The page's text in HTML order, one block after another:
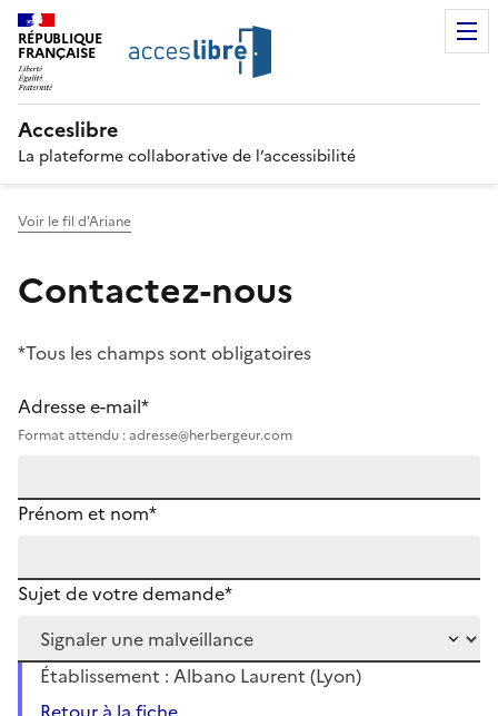
RÉPUBLIQUE
FRANÇAISE
Acceslibre
La plateforme collaborative de l’accessibilité
Voir le fil d'Ariane
Contactez-nous
*Tous les champs sont obligatoires
Adresse e-mail*
Format attendu : adresse@herbergeur.com
Prénom et nom*
Sujet de votre demande*
Établissement : Albano Laurent (Lyon)